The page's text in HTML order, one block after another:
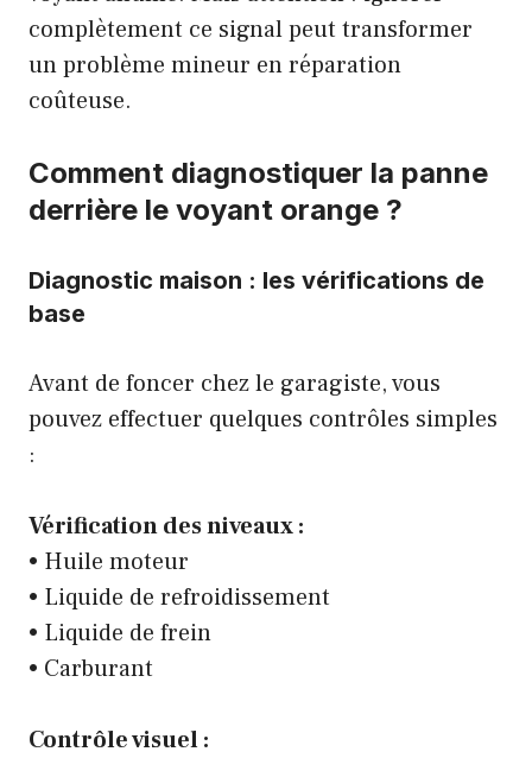
complètement ce signal peut transformer
un problème mineur en réparation
coûteuse.
Comment diagnostiquer la panne
derrière le voyant orange ?
Diagnostic maison : les vérifications de
base
Avant de foncer chez le garagiste, vous
pouvez effectuer quelques contrôles simples
:
Vérification des niveaux :
• Huile moteur
• Liquide de refroidissement
• Liquide de frein
• Carburant
Contrôle visuel :